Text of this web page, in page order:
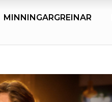
MINNINGARGREINAR